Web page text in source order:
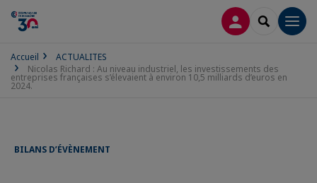
CONNEXION
Accueil
ACTUALITES
Nicolas Richard : Au niveau industriel, les investissements des
entreprises françaises s’élevaient à environ 10,5 milliards d’euros en
2024.
BILANS D’ÉVÈNEMENT